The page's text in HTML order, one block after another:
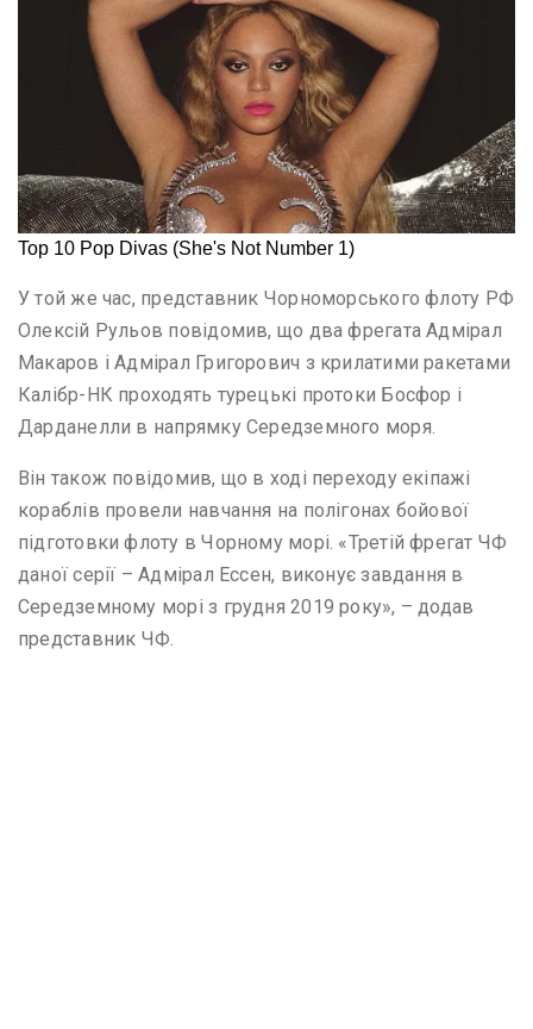
У той же час, представник Чорноморського флоту РФ
Олексій Рульов повідомив, що два фрегата Адмірал
Макаров і Адмірал Григорович з крилатими ракетами
Калібр-НК проходять турецькі протоки Босфор і
Дарданелли в напрямку Середземного моря.
Він також повідомив, що в ході переходу екіпажі
кораблів провели навчання на полігонах бойової
підготовки флоту в Чорному морі. «Третій фрегат ЧФ
даної серії – Адмірал Ессен, виконує завдання в
Середземному морі з грудня 2019 року», – додав
представник ЧФ.